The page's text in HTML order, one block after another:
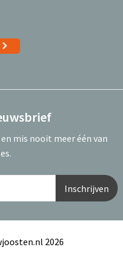
mis nooit meer één van
2026